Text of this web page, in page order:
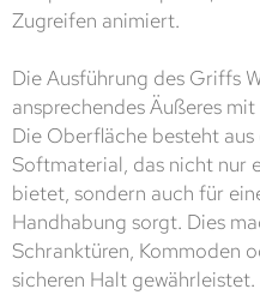
Zugreifen animiert.
Die Ausführung des Griffs
ansprechendes Äußeres
Die Oberfläche besteht
Softmaterial, das nicht nur
bietet, sondern auch für
Handhabung sorgt. Dies
Schranktüren, Kommoden
sicheren Halt